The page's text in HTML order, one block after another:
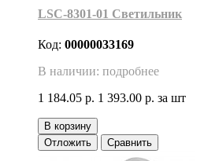
LSC-8301-01 Светильник
Код: 00000033169
В наличии: подробнее
1 184.05 р. 1 393.00 р. за шт
В корзину
Отложить
Сравнить